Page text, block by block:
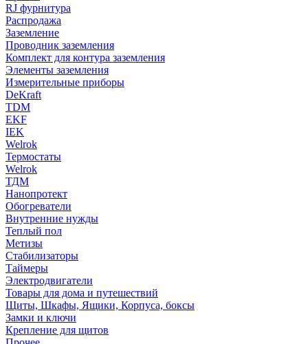
RJ фурнитура
Распродажа
Заземление
Проводник заземления
Комплект для контура заземления
Элементы заземления
Измерительные приборы
DeKraft
TDM
EKF
IEK
Welrok
Термостаты
Welrok
ТДМ
Нанопротект
Обогреватели
Внутренние нужды
Теплый пол
Метизы
Стабилизаторы
Таймеры
Электродвигатели
Товары для дома и путешествий
Щиты, Шкафы, Ящики, Корпуса, боксы
Замки и ключи
Крепление для щитов